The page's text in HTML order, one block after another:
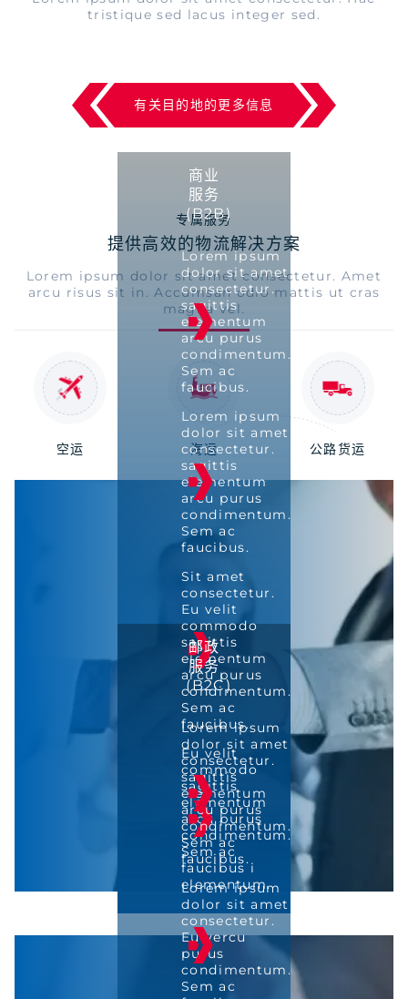
tristique sed lacus integer sed.
有关目的地的更多信息
专属服务
提供高效的物流解决方案
Lorem ipsum dolor sit amet consectetur. Amet
arcu risus sit in. Accumsan odio mattis ut cras
magna vel.
空运 海运 公路货运
商业
服务
(B2B)
Lorem ipsum
dolor sit amet
consectetur.
sagittis
elementum
arcu purus
condimentum.
Sem ac
faucibus.
Lorem ipsum
dolor sit amet
consectetur.
sagittis
elementum
arcu purus
condimentum.
Sem ac
faucibus.
Sit amet
consectetur.
Eu velit
commodo
sagittis
elementum
arcu purus
condimentum.
Sem ac
faucibus.
Eu velit
commodo
sagittis
elementum
arcu purus
condimentum.
Sem ac
faucibus i
elementum.
邮政
服务
(B2C)
Lorem ipsum
dolor sit amet
consectetur.
sagittis
elementum
arcu purus
condimentum.
Sem ac
faucibus.
Lorem ipsum
dolor sit amet
consectetur.
Eu vercu
purus
condimentum.
Sem ac